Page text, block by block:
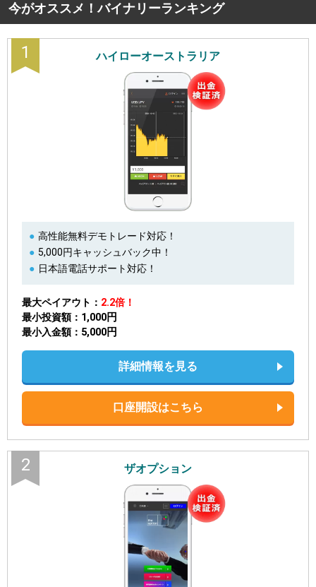
今がオススメ！バイナリーランキング
1 ハイローオーストラリア
高性能無料デモトレード対応！
5,000円キャッシュバック中！
日本語電話サポート対応！
最大ペイアウト
2.2倍！
最小投資額
1,000円
最小入金額 5,000円
詳細情報を見る
口座開設はこちら
2 ザオプション